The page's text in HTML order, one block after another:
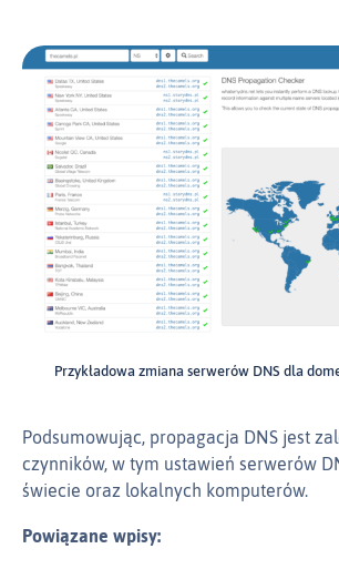
Przykładowa zmiana serwerów DNS dla
Podsumowując, propagacja DNS jest
czynników, w tym ustawień serwerów
świecie oraz lokalnych komputerów.
Powiązane wpisy: